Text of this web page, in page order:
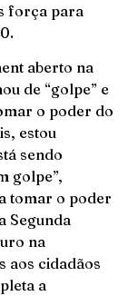
força para
aberto na
de “golpe” e
o poder do
estou
sendo
golpe”,
tomar o poder
Segunda
na
aos cidadãos
a